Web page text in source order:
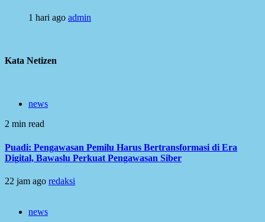
1 hari ago admin
Kata Netizen
news
2 min read
Puadi: Pengawasan Pemilu Harus Bertransformasi di Era
Digital, Bawaslu Perkuat Pengawasan Siber
22 jam ago redaksi
news